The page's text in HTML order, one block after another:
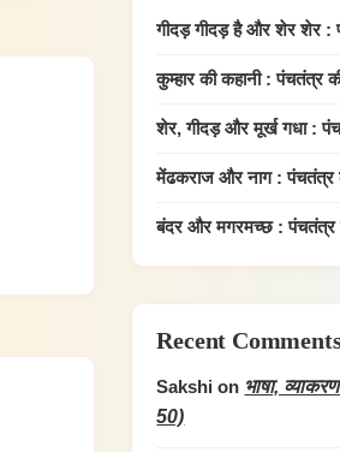
गीदड़ गीदड़ है और शेर शेर :
कुम्हार की कहानी : पंचतंत्र
शेर, गीदड़ और मूर्ख गधा :
मेंढकराज और नाग : पंचतंत्र
बंदर और मगरमच्छ : पंचतंत्र
Recent
Sakshi on भाषा,
50)